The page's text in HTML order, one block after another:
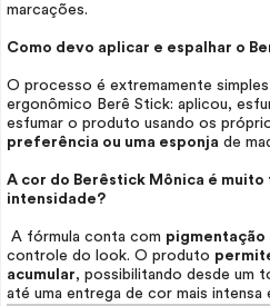
marcações.
Como devo aplicar e espalhar o
O processo é extremamente
ergonômico Berê Stick: aplicou,
esfumar o produto usando os
preferência ou uma esponja de
A cor do Berêstick Mônica é
intensidade?
A fórmula conta com pigmentação
controle do look. O produto
acumular, possibilitando desde um
até uma entrega de cor mais intensa